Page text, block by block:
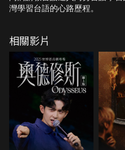
灣學習台語的心路歷程。
相關影片